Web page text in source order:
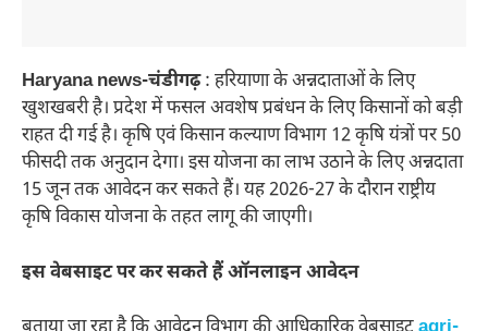
Haryana news-चंडीगढ़: हरियाणा के अन्नदाताओं के लिए
खुशखबरी है। प्रदेश में फसल अवशेष प्रबंधन के लिए किसानों को बड़ी
राहत दी गई है। कृषि एवं किसान कल्याण विभाग 12 कृषि यंत्रों पर 50
फीसदी तक अनुदान देगा। इस योजना का लाभ उठाने के लिए अन्नदाता
15 जून तक आवेदन कर सकते हैं। यह 2026-27 के दौरान राष्ट्रीय
कृषि विकास योजना के तहत लागू की जाएगी।
इस वेबसाइट पर कर सकते हैं ऑनलाइन आवेदन